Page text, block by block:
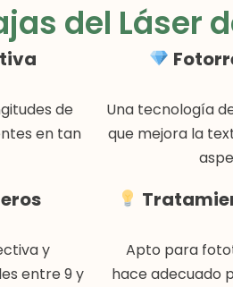
del Láser
de
en tan
Una tecnología
que mejora la
y
entre 9 y
Apto para
hace adecuado